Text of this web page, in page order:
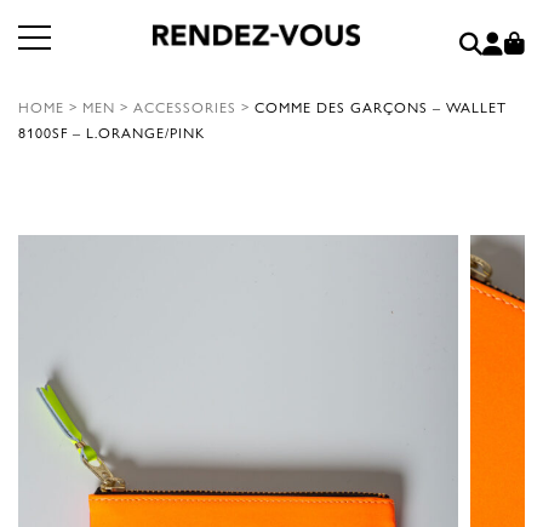
HOME > MEN > ACCESSORIES > COMME DES GARÇONS – WALLET
8100SF – L.ORANGE/PINK